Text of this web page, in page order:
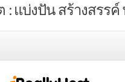
แบ่งปัน สร้างสรรค์